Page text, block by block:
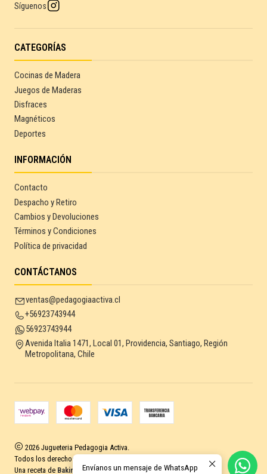
Síguenos
CATEGORÍAS
Cocinas de Madera
Juegos de Maderas
Disfraces
Magnéticos
Deportes
INFORMACIÓN
Contacto
Despacho y Retiro
Cambios y Devoluciones
Términos y Condiciones
Política de privacidad
CONTÁCTANOS
ventas@pedagogiaactiva.cl
+56923743944
56923743944
Avenida Italia 1471, Local 01, Providencia, Santiago, Región
Metropolitana, Chile
2026 Jugueteria Pedagogia Activa.
Todos los derechos reservados.
Una receta de Baking Sales.Envíanos un mensaje de WhatsApp